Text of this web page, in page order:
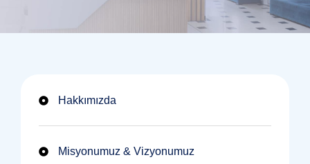
Hakkımızda
Misyonumuz & Vizyonumuz